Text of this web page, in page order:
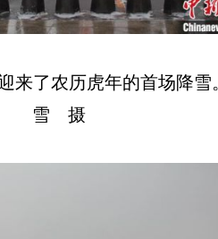
来了农历虎年的首场降
雪 摄